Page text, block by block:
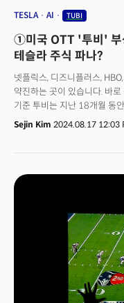
TESLA AI TUBI
①미국 OTT '투비' 부
테슬라 주식 파나?
넷플릭스, 디즈니플러스,
약진하는 곳이 있습니다. 바
기준 투비는 지난 18개월 동
스트리밍 서비스로 자리매김
애플티비플러스, 파라마운트
폭스가 4억4000만달러에 인
최고경영자(CEO)는 실적발표
투비 시청자의 절반 이상이
유일하게 흑인 시청자 비율
시청자 점유율은 평균적으
콘텐츠' 강점으로투비의 부
특정 사용자 공략이 꼽힙니
운영합니다. 특히 계정 없이
플루토 등과 유사하죠. 2. 대
Sejin Kim 2024.08.17 12:03